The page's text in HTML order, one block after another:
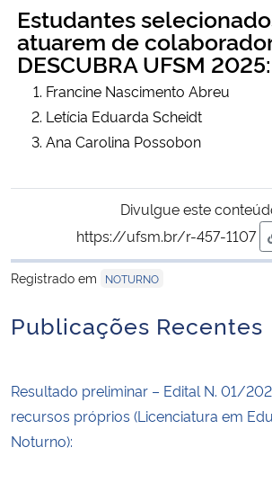
Ministério do Meio Ambiente
Ministério do Turismo
Ministério do Desenvolvimento Regional
Ministério da Mulher, da Família e dos Direitos
Secretaria-Geral
Advocacia-Geral da União
Estudantes
atuarem de
DESCUBRA UFSM 2025:
Francine Nascimento Abreu
Letícia Eduarda Scheidt
Ana Carolina Possobon
Divulgue este
https://ufsm.br/r-457-1107
Registrado em
NOTURNO
Publicações Recentes
Resultado preliminar – Edital N. 01/
recursos próprios (Licenciatura em
Noturno):